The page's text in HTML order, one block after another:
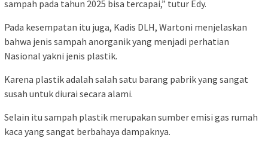
sampah pada tahun 2025 bisa tercapai,” tutur Edy.
Pada kesempatan itu juga, Kadis DLH, Wartoni menjelaskan
bahwa jenis sampah anorganik yang menjadi perhatian
Nasional yakni jenis plastik.
Karena plastik adalah salah satu barang pabrik yang sangat
susah untuk diurai secara alami.
Selain itu sampah plastik merupakan sumber emisi gas rumah
kaca yang sangat berbahaya dampaknya.